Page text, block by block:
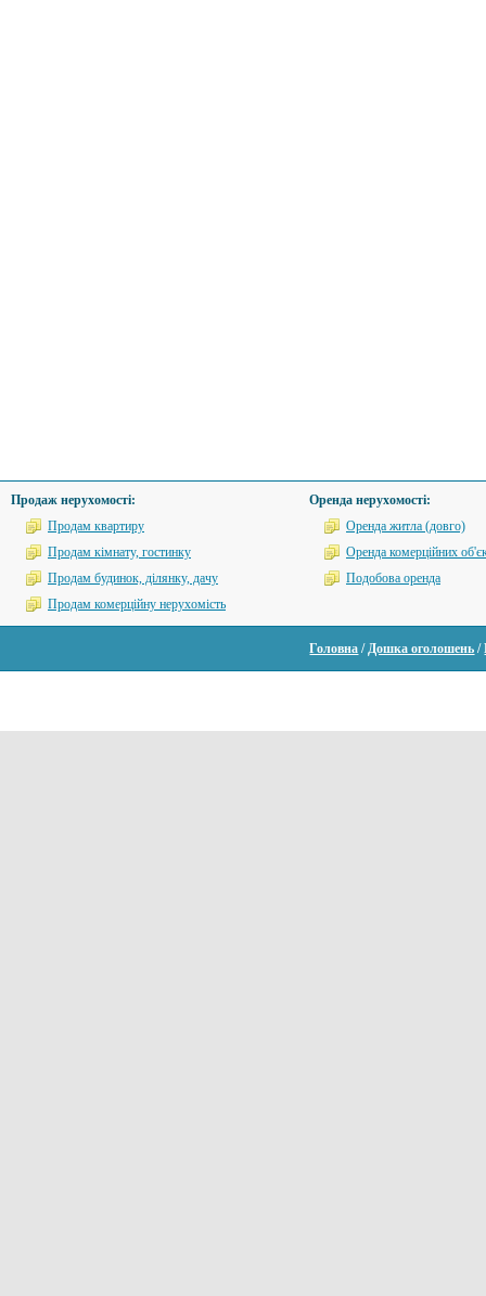
Оренда нерухомості:
Оренда житла (довго)
Оренда комерційних
Подобова оренда
Продаж нерухомості:
Продам квартиру
Продам кімнату, гостинку
Продам будинок, ділянку, дачу
Продам комерційну нерухомість
Головна /Дошка оголошень /